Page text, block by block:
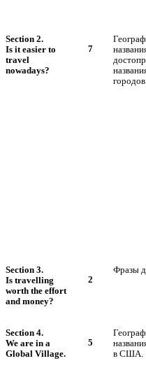
Section 2.
Is it easier to
travel
nowadays?
7
городов.
Section 3.
Is travelling
worth the effort
and money?
2
Фразы
Section 4.
We are in a
Global Village.
5
в США.